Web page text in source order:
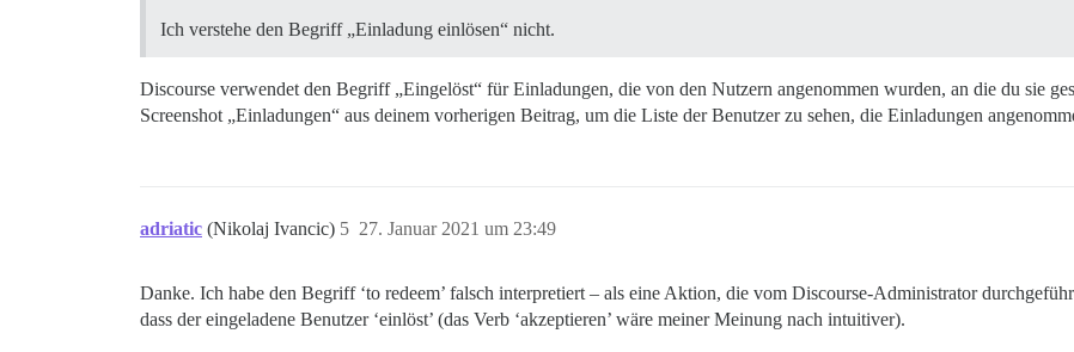
Ich verstehe den Begriff „Einladung einlösen“ nicht.
Discourse verwendet den Begriff „Eingelöst“ für Einladungen, die von den Nutzern angenommen wurden, an die du sie
Screenshot „Einladungen“ aus deinem vorherigen Beitrag, um die Liste der Benutzer zu sehen, die Einladungen
adriatic (Nikolaj Ivancic) 27. Januar 2021 um 23:49
5
Danke. Ich habe den Begriff ‘to redeem’ falsch interpretiert – als eine Aktion, die vom Discourse-Administrator
dass der eingeladene Benutzer ‘einlöst’ (das Verb ‘akzeptieren’ wäre meiner Meinung nach intuitiver).